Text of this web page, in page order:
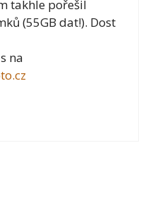
takhle pořešil
(55GB dat!). Dost
na